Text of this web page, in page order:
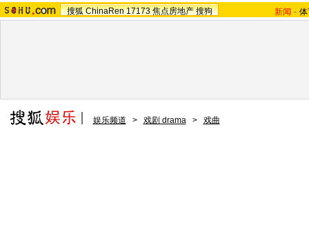
搜狐 ChinaRen 17173 焦点房地产 搜狗 新闻 -
娱乐频道 > 戏剧 drama > 戏曲